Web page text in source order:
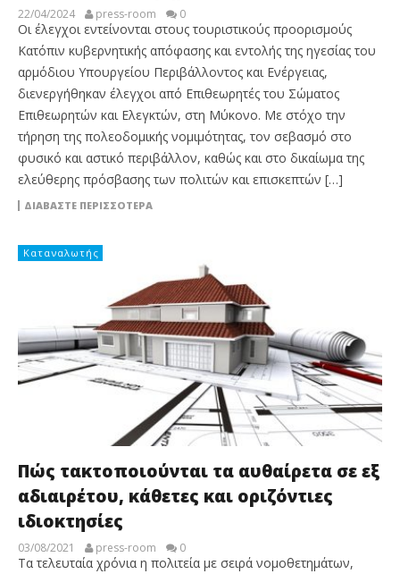
22/04/2024 press-room 0
Οι έλεγχοι εντείνονται στους τουριστικούς προορισμούς
Κατόπιν κυβερνητικής απόφασης και εντολής της ηγεσίας του
αρμόδιου Υπουργείου Περιβάλλοντος και Ενέργειας,
διενεργήθηκαν έλεγχοι από Επιθεωρητές του Σώματος
Επιθεωρητών και Ελεγκτών, στη Μύκονο. Με στόχο την
τήρηση της πολεοδομικής νομιμότητας, τον σεβασμό στο
φυσικό και αστικό περιβάλλον, καθώς και στο δικαίωμα της
ελεύθερης πρόσβασης των πολιτών και επισκεπτών […]
ΔΙΑΒΆΣΤΕ ΠΕΡΙΣΣΌΤΕΡΑ
Καταναλωτής
Πώς τακτοποιούνται τα αυθαίρετα σε εξ
αδιαιρέτου, κάθετες και οριζόντιες
ιδιοκτησίες
03/08/2021 press-room 0
Τα τελευταία χρόνια η πολιτεία με σειρά νομοθετημάτων,